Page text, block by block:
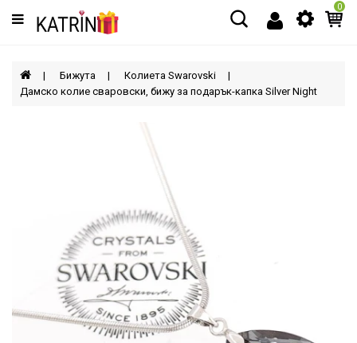
Категории
МЪЖЕ
0
Бижута
Колиета Swarovski
Дамско колие сваровски, бижу за подарък-капка Silver Night